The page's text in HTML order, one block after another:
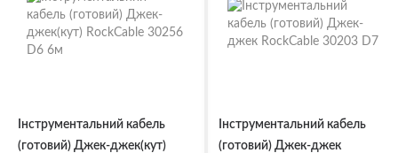
Інструментальний кабель
(готовий) Джек-джек(кут)
Інструментальний кабель
(готовий) Джек-джек